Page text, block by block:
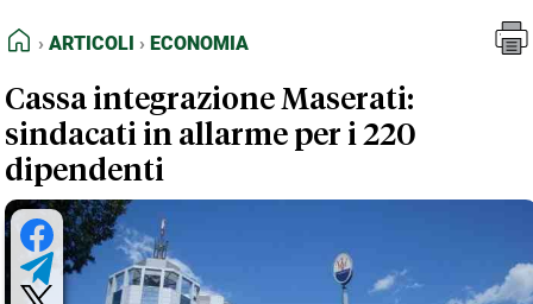
FEED RSS
NORMATIVE DEONTOLOGICHE
TERMINI e CONDIZIONI
HOME
ARTICOLI ECONOMIA
Cassa integrazione Maserati:
sindacati in allarme per i 220
dipendenti